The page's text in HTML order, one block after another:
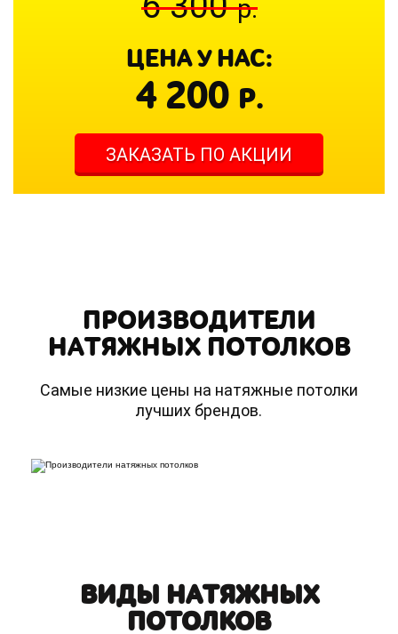
р.
ЦЕНА У НАС:
4 200 Р.
ЗАКАЗАТЬ ПО АКЦИИ
ПРОИЗВОДИТЕЛИ
НАТЯЖНЫХ ПОТОЛКОВ
Самые низкие цены на натяжные потолки
лучших брендов.
ВИДЫ НАТЯЖНЫХ
ПОТОЛКОВ